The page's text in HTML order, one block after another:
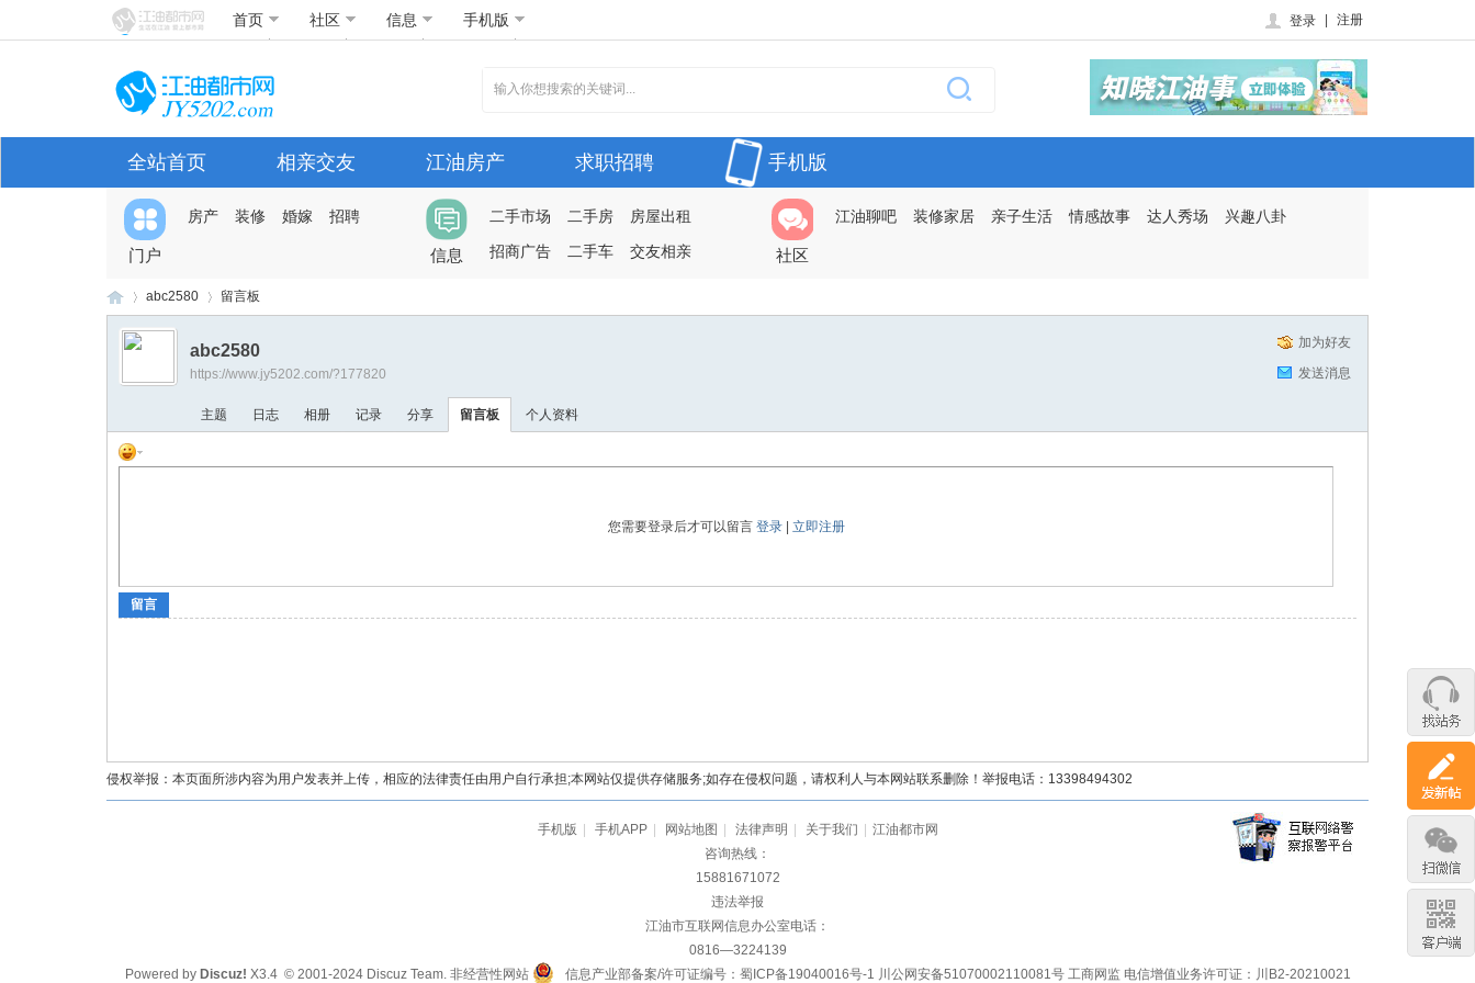
首页 社区 信息 手机版 登录 注册
全站首页 相亲交友 江油房产 求职招聘 手机版
门户
房产 装修 婚嫁 招聘
信息
二手市场 二手房
房屋出租
招商广告
二手车 交友相亲 社区
江油聊吧 装修家居 亲子生活 情感故事 达人秀场 兴趣八卦
›
abc2580 留言板
加为好友
发送消息
abc2580
https://www.jy5202.com/?177820
主题 日志 相册 记录 分享 留言板 个人资料
您需要登录后才可以留言 登录| 立即注册
留言
侵权举报：本页面所涉内容为用户发表并上传，相应的法律责任由用户自行承担;本网站仅提供存储服务;如存在侵权问题，请权利人与本网站联系删除！举报电话：13398494302
手机版 手机APP 网站地图 法律声明 关于我们
江油都市网
咨询热线：
15881671072
违法举报
江油市互联网信息办公室电话：
0816—3224139
Powered by Discuz! X3.4© 2001-2024 Discuz Team.非经营性网站 信息产业部备案/许可证编号：蜀ICP备19040016号-1 川公网安备51070002110081号 工商网监 电信增值业务许可证：川B2-20210021